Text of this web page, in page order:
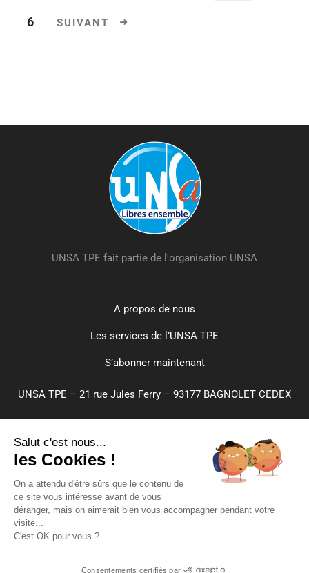
6
UNSA TPE fait partie de l'organisation UNSA
A propos de nous
Les services de l’UNSA TPE
S’abonner maintenant
UNSA TPE – 21 rue Jules Ferry – 93177 BAGNOLET CEDEX
Paramètres de cookies
Plan du site
Mentions légales
Salut c'est nous...
les Cookies !
On a attendu d'être sûrs que le contenu de
ce site vous intéresse avant de vous
déranger, mais on aimerait bien vous accompagner pendant votre
visite...
C'est OK pour vous ?
Consentements certifiés par